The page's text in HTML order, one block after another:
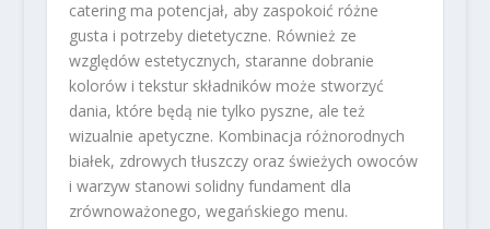
catering ma potencjał, aby zaspokoić różne
gusta i potrzeby dietetyczne. Również ze
względów estetycznych, staranne dobranie
kolorów i tekstur składników może stworzyć
dania, które będą nie tylko pyszne, ale też
wizualnie apetyczne. Kombinacja różnorodnych
białek, zdrowych tłuszczy oraz świeżych owoców
i warzyw stanowi solidny fundament dla
zrównoważonego, wegańskiego menu.